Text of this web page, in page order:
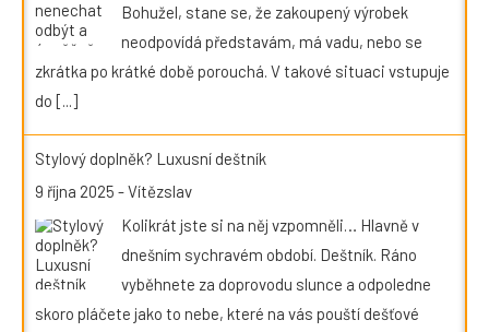
Bohužel, stane se, že zakoupený výrobek
neodpovídá představám, má vadu, nebo se
zkrátka po krátké době porouchá. V takové situaci vstupuje
do [...]
Stylový doplněk? Luxusní deštník
9 října 2025 -Vítězslav
Kolikrát jste si na něj vzpomněli… Hlavně v
dnešním sychravém období. Deštník. Ráno
vyběhnete za doprovodu slunce a odpoledne
skoro pláčete jako to nebe, které na vás pouští dešťové